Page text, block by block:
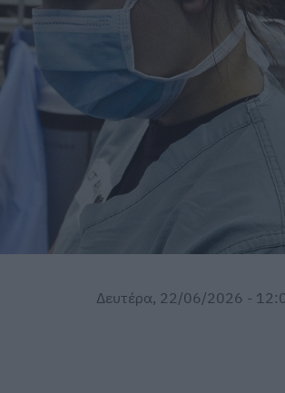
Δευτέρα, 22/06/2026 -